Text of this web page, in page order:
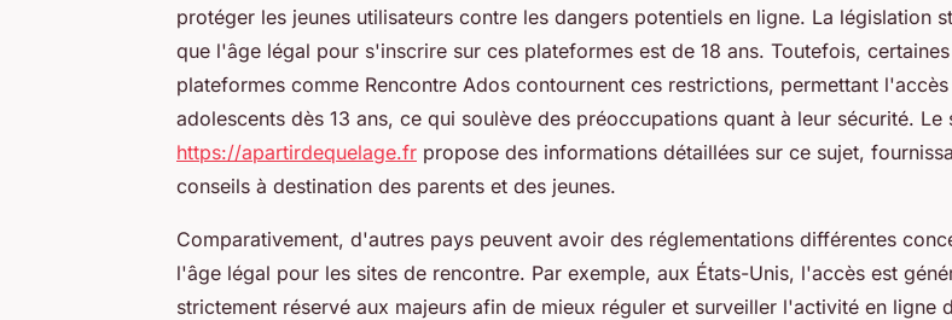
protéger les jeunes utilisateurs contre les dangers potentiels en ligne. La législation
que l'âge légal pour s'inscrire sur ces plateformes est de 18 ans. Toutefois, certaines
plateformes comme Rencontre Ados contournent ces restrictions, permettant l'accès
adolescents dès 13 ans, ce qui soulève des préoccupations quant à leur sécurité. Le
https://apartirdequelage.fr propose des informations détaillées sur ce sujet,
conseils à destination des parents et des jeunes.
Comparativement, d'autres pays peuvent avoir des réglementations différentes
l'âge légal pour les sites de rencontre. Par exemple, aux États-Unis, l'accès est
strictement réservé aux majeurs afin de mieux réguler et surveiller l'activité en ligne